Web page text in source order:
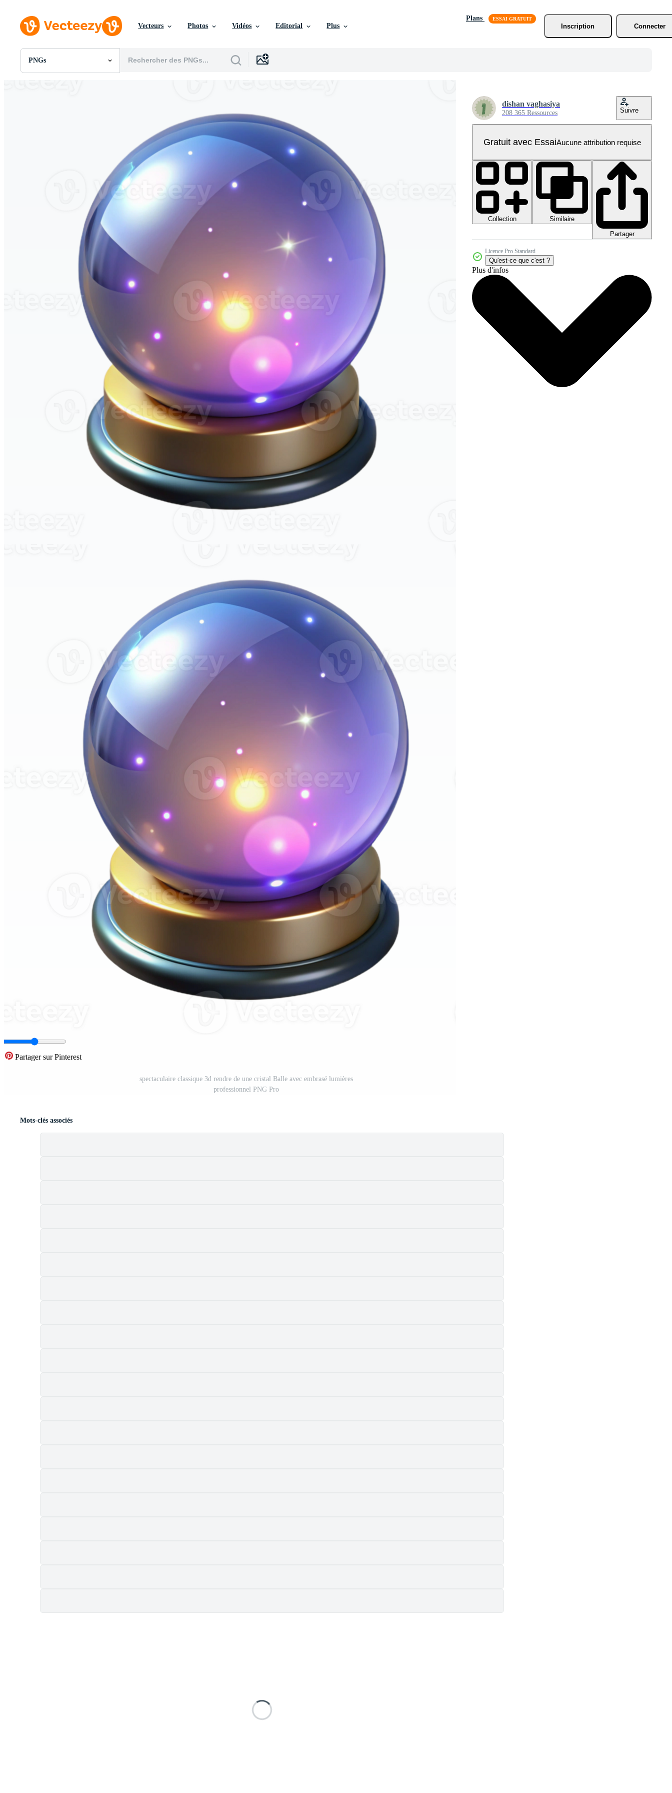
Vecteurs Photos Vidéos Editorial Plus
Plans
Inscription
Connecter
PNGs
Toutes Images
Événements Éditoriaux
Partager sur Pinterest
spectaculaire classique 3d rendre de une cristal Balle avec embrasé lumières
professionnel PNG Pro
dishan vaghasiya
208 365 Ressources Suivre
Gratuit avec EssaiAucune attribution requise
Collection
Similaire
Partager
Licence Pro Standard
Qu'est-ce que c'est ?
Plus d'infos
Mots-clés associés